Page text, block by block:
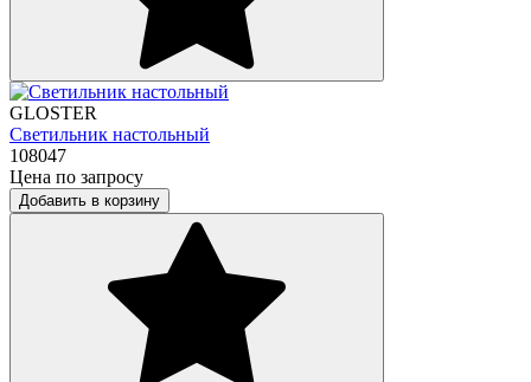
GLOSTER
Светильник настольный
108047
Цена по запросу
Добавить в корзину